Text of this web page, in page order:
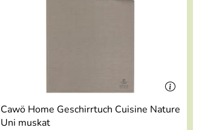
Cawö Home Geschirrtuch Cuisine Nature
Uni muskat